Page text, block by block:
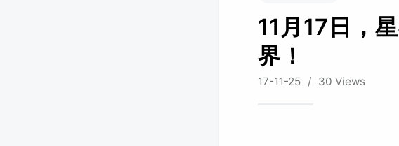
11月17日，
界！
17-11-25 / 30 Views